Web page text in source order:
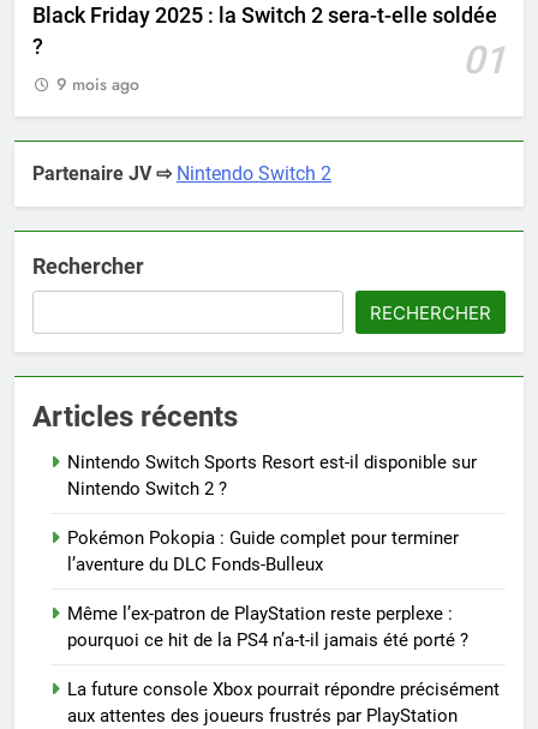
Black Friday 2025 : la Switch 2 sera-t-elle soldée
?
01
9 mois ago
Partenaire JV ⇨ Nintendo Switch 2
Rechercher
RECHERCHER
Articles récents
Nintendo Switch Sports Resort est-il disponible sur
Nintendo Switch 2 ?
Pokémon Pokopia : Guide complet pour terminer
l’aventure du DLC Fonds-Bulleux
Même l’ex-patron de PlayStation reste perplexe :
pourquoi ce hit de la PS4 n’a-t-il jamais été porté ?
La future console Xbox pourrait répondre précisément
aux attentes des joueurs frustrés par PlayStation